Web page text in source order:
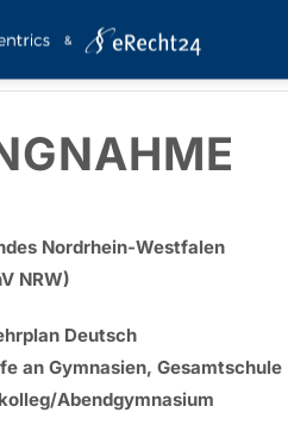
Nordrhein-Westfalen
NRW)
Deutsch
an Gymnasien, Gesamtschule
Abendgymnasium
&